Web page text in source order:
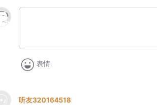
表情
听友320164518